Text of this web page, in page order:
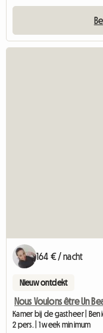
164 € / nacht
Nieuw ontdekt
Nous Voulons être Un
Kamer bij de gastheer |
2 pers. | 1 week minimum